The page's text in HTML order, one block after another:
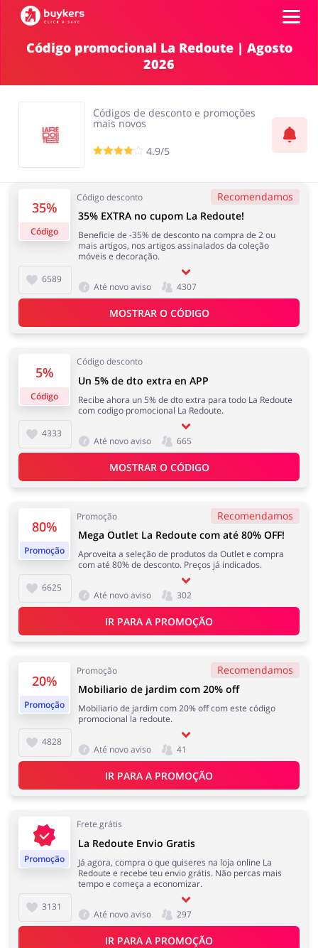
Íntimo
Papelaria e Livros Comida e Alimentação
Eletrodomésticos Infantil e para Mães
Casa, Lar e Jardim
Roupas e Calçados Megastore
Tecnologia e eletrónica Joalheria e Acessórios
Melhor Amigo Prendas e flores
Saúde e Beleza Serviços
Turismo e Viagens Dinheiro e Seguros
Top100
Promoções
Lojas
ADICIONA CUPOM
Código promocional La Redoute | Agosto
2026
Códigos de desconto e promoções
mais novos
4.9/5
35%
Código
Código desconto Recomendamos
6589
35% EXTRA no cupom La Redoute!
Beneficie de -35% de desconto na compra de 2 ou
mais artigos, nos artigos assinalados da coleção
móveis e decoração.
Até novo aviso 4307
MOSTRAR O CÓDIGO
5%
Código
Código desconto
4333
Un 5% de dto extra en APP
Recibe ahora un 5% de dto extra para todo La Redoute
com codigo promocional La Redoute.
Até novo aviso 665
MOSTRAR O CÓDIGO
80%
Promoção
Promoção Recomendamos
6625
Mega Outlet La Redoute com até 80% OFF!
Aproveita a seleção de produtos da Outlet e compra
com até 80% de desconto. Preços já indicados.
Até novo aviso 302
IR PARA A PROMOÇÃO
20%
Promoção
Promoção Recomendamos
4828
Mobiliario de jardim com 20% off
Mobiliario de jardim com 20% off com este código
promocional la redoute.
Até novo aviso 41
IR PARA A PROMOÇÃO
Promoção
Frete grátis
3131
La Redoute Envio Gratis
Já agora, compra o que quiseres na loja online La
Redoute e recebe teu envio grátis. Não percas mais
tempo e começa a economizar.
Até novo aviso 297
IR PARA A PROMOÇÃO